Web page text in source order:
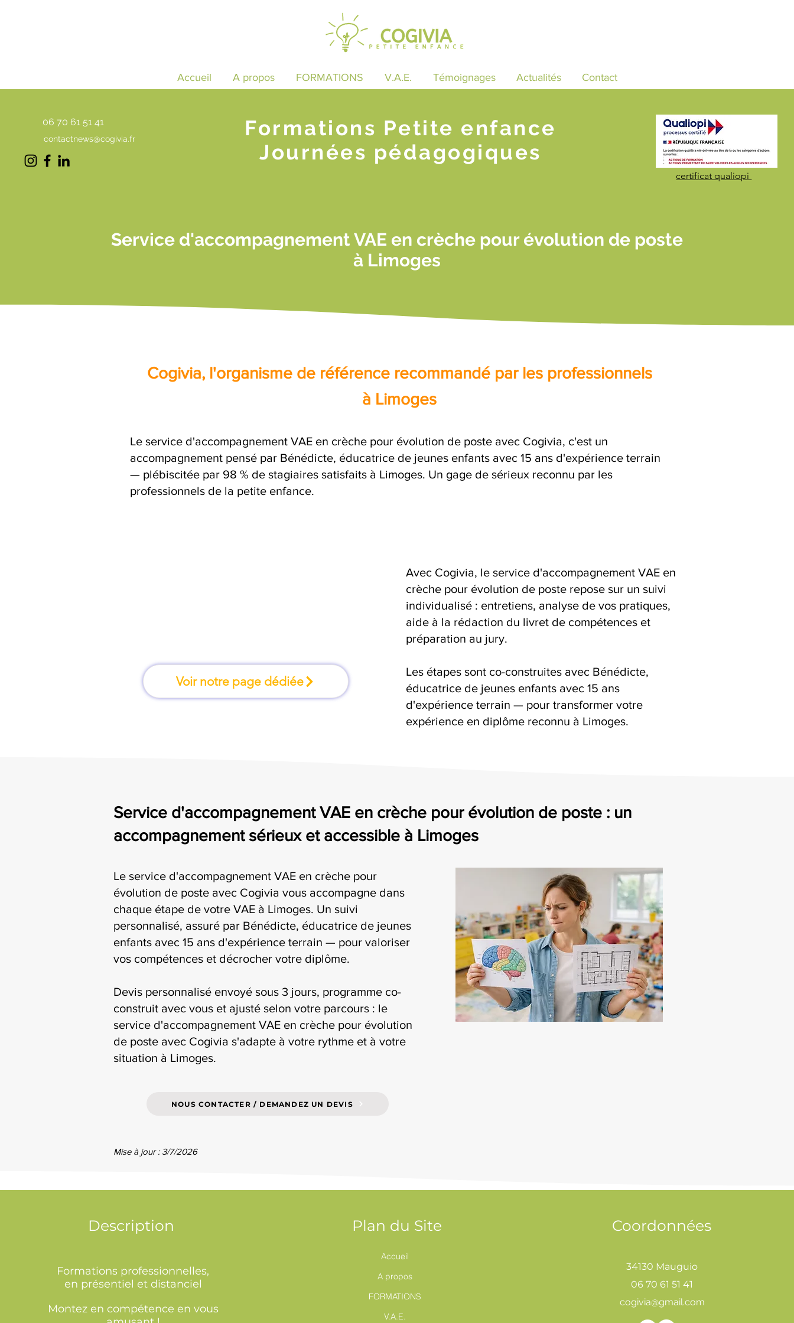
Accueil A propos FORMATIONS V.A.E. Témoignages Actualités Contact
06 70 61 51 41
contactnews@cogivia.fr
Formations Petite enfance
Journées pédagogiques
certificat qualiopi
Service d'accompagnement VAE en crèche pour évolution de poste
à Limoges
Cogivia, l'organisme de référence recommandé par les professionnels
à Limoges
Le service d'accompagnement VAE en crèche pour évolution de poste avec Cogivia, c'est un
accompagnement pensé par Bénédicte, éducatrice de jeunes enfants avec 15 ans d'expérience terrain
— plébiscitée par 98 % de stagiaires satisfaits à Limoges. Un gage de sérieux reconnu par les
professionnels de la petite enfance.
Voir notre page dédiée
Avec Cogivia, le service d'accompagnement VAE en
crèche pour évolution de poste repose sur un suivi
individualisé : entretiens, analyse de vos pratiques,
aide à la rédaction du livret de compétences et
préparation au jury.
Les étapes sont co-construites avec Bénédicte,
éducatrice de jeunes enfants avec 15 ans
d'expérience terrain — pour transformer votre
expérience en diplôme reconnu à Limoges.
Service d'accompagnement VAE en crèche pour évolution de poste : un
accompagnement sérieux et accessible à Limoges
Le service d'accompagnement VAE en crèche pour
évolution de poste avec Cogivia vous accompagne dans
chaque étape de votre VAE à Limoges. Un suivi
personnalisé, assuré par Bénédicte, éducatrice de jeunes
enfants avec 15 ans d'expérience terrain — pour valoriser
vos compétences et décrocher votre diplôme.
Devis personnalisé envoyé sous 3 jours, programme co-
construit avec vous et ajusté selon votre parcours : le
service d'accompagnement VAE en crèche pour évolution
de poste avec Cogivia s'adapte à votre rythme et à votre
situation à Limoges.
NOUS CONTACTER / DEMANDEZ UN DEVIS
Mise à jour : 3/7/2026
Description
Formations professionnelles,
en présentiel et distanciel
Montez en compétence en vous
Plan du Site
Accueil
A propos
FORMATIONS
V.A.E.
Coordonnées
34130 Mauguio
06 70 61 51 41
cogivia@gmail.com